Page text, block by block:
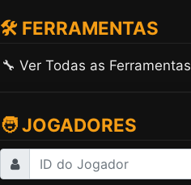
🛠️ FERRAMENTAS
🔧 Ver Todas as Ferramentas
🧑 JOGADORES